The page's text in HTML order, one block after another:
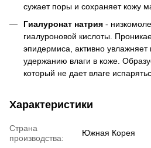
сужает поры и сохраняет кожу
Гиалуронат натрия -
гиалуроновой кислоты.
эпидермиса, активно увлажняет
удержанию влаги в коже.
который не дает влаге
Характеристики
Страна
производства:
Южная Корея